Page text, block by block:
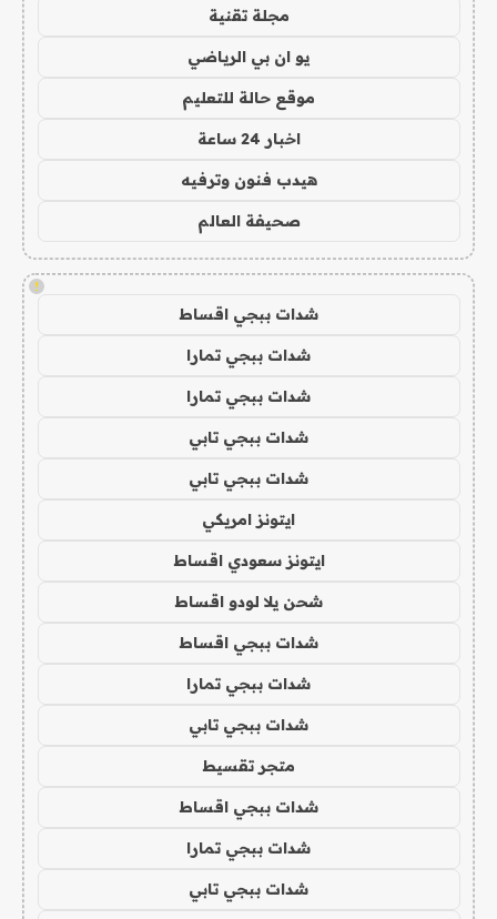
مجلة تقنية
يو ان بي الرياضي
موقع حالة للتعليم
اخبار 24 ساعة
هيدب فنون وترفيه
صحيفة العالم
!
شدات ببجي اقساط
شدات ببجي تمارا
شدات ببجي تمارا
شدات ببجي تابي
شدات ببجي تابي
ايتونز امريكي
ايتونز سعودي اقساط
شحن يلا لودو اقساط
شدات ببجي اقساط
شدات ببجي تمارا
شدات ببجي تابي
متجر تقسيط
شدات ببجي اقساط
شدات ببجي تمارا
شدات ببجي تابي